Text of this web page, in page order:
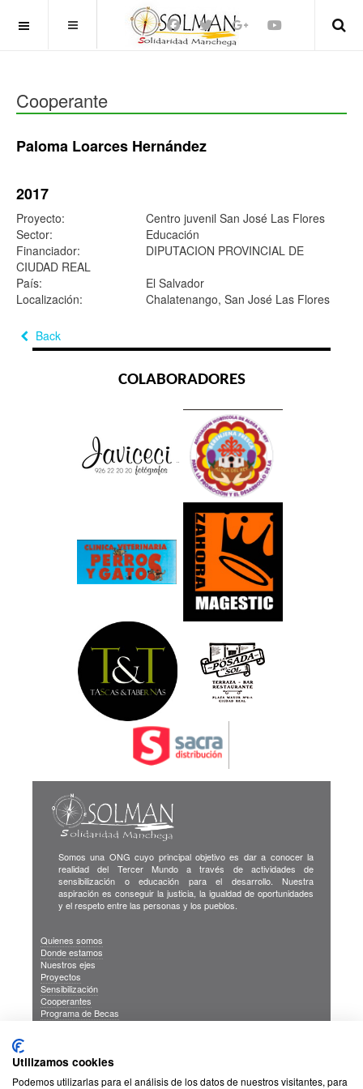
OFF CANVAS
Cooperante
Paloma Loarces Hernández
2017
Proyecto:
Centro juvenil San José Las Flores
Sector:
Educación
Financiador:
DIPUTACION PROVINCIAL DE
CIUDAD REAL
País:
El Salvador
Localización:
Chalatenango, San José Las Flores
Back
COLABORADORES
Somos una ONG cuyo principal objetivo es dar a conocer la
realidad del Tercer Mundo a través de actividades de
sensibilización o educación para el desarrollo. Nuestra
aspiración es conseguir la justicia, la igualdad de oportunidades
y el respeto entre las personas y los pueblos.
Quienes somos
Donde estamos
Nuestros ejes
Proyectos
Sensibilización
Cooperantes
Programa de Becas
Blog
Sus Datos Seguros
Utilizamos cookies
Podemos utilizarlas para el análisis de los datos de nuestros visitantes, para